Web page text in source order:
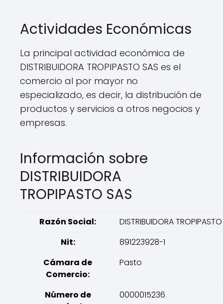
Actividades Económicas
La principal actividad económica de
DISTRIBUIDORA TROPIPASTO SAS es el
comercio al por mayor no
especializado, es decir, la distribución de
productos y servicios a otros negocios y
empresas.
Información sobre
DISTRIBUIDORA
TROPIPASTO SAS
Razón Social:
DISTRIBUIDORA
Nit:
891223928-1
Cámara de
Comercio:
Pasto
Número de
0000015236